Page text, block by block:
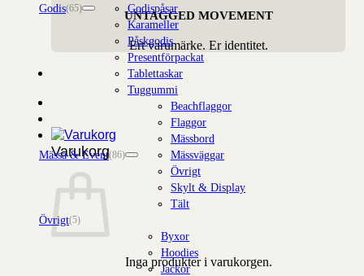
UNTAGGED MOVEMENT
Ert varumärke. Er identitet.
Varukorg
Inga produkter i varukorgen.
Godis(65)
Godispåsar
Karameller
Påskgodis
Presentförpackat
Tablettaskar
Tuggummi
Mässa & Event(86)
Beachflaggor
Flaggor
Mässbord
Mässväggar
Övrigt
Skylt & Display
Tält
Övrigt(5)
Byxor
Hoodies
Jackor